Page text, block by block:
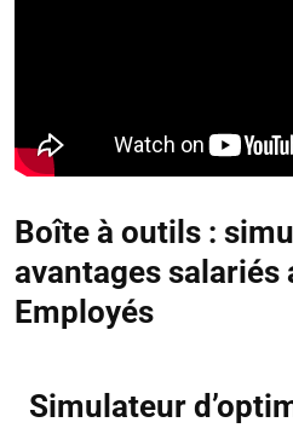
Boîte à outils :
avantages salariés
Employés
Simulateur